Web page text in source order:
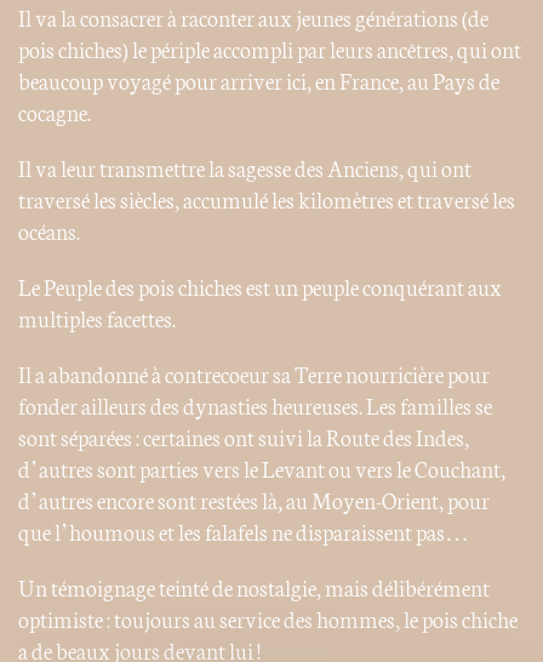
Il va la consacrer à raconter aux jeunes générations (de
pois chiches) le périple accompli par leurs ancêtres, qui ont
beaucoup voyagé pour arriver ici, en France, au Pays de
cocagne.
Il va leur transmettre la sagesse des Anciens, qui ont
traversé les siècles, accumulé les kilomètres et traversé les
océans.
Le Peuple des pois chiches est un peuple conquérant aux
multiples facettes.
Il a abandonné à contrecoeur sa Terre nourricière pour
fonder ailleurs des dynasties heureuses. Les familles se
sont séparées : certaines ont suivi la Route des Indes,
d’autres sont parties vers le Levant ou vers le Couchant,
d’autres encore sont restées là, au Moyen-Orient, pour
que l’houmous et les falafels ne disparaissent pas…
Un témoignage teinté de nostalgie, mais délibérément
optimiste : toujours au service des hommes, le pois chiche
a de beaux jours devant lui !